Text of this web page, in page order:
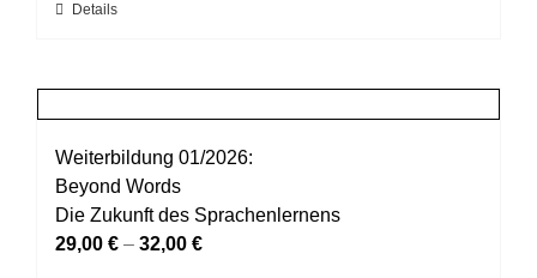
der
Dieses
Varianten
auf.
Die
Optionen
können
Details
Weiterbildung 01/2026:
Beyond Words
Die Zukunft des Sprachenlernens
29,00 € – 32,00 €